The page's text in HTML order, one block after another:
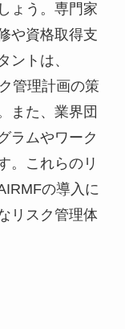
ょう。専門家
や資格取得支
ントは、
管理計画の策
また、業界団
ラムやワーク
。これらのリ
の導入に
リスク管理体